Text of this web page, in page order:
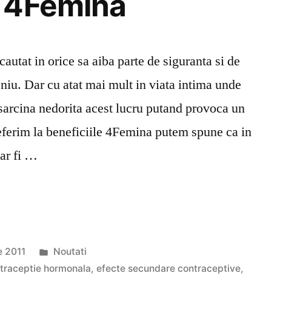
in orice sa aiba parte de siguranta si de
Dar cu atat mai mult in viata intima unde
nedorita acest lucru putand provoca un
la beneficiile 4Femina putem spune ca in
ar fi …
2011
Publicat
în
Noutati
hormonala,efecte secundare contraceptive,